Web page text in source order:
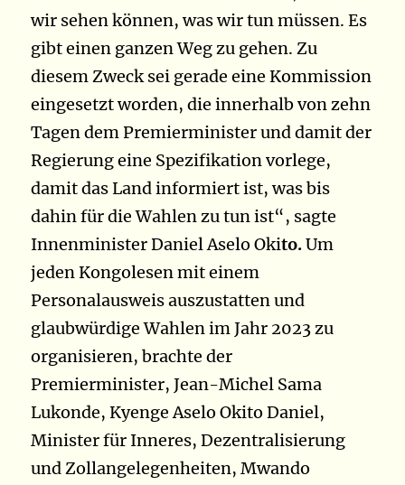
wir sehen können, was wir tun müssen. Es
gibt einen ganzen Weg zu gehen. Zu
diesem Zweck sei gerade eine Kommission
eingesetzt worden, die innerhalb von zehn
Tagen dem Premierminister und damit der
Regierung eine Spezifikation vorlege,
damit das Land informiert ist, was bis
dahin für die Wahlen zu tun ist“, sagte
Innenminister Daniel Aselo Okito.Um
jeden Kongolesen mit einem
Personalausweis auszustatten und
glaubwürdige Wahlen im Jahr 2023 zu
organisieren, brachte der
Premierminister, Jean-Michel Sama
Lukonde, Kyenge Aselo Okito Daniel,
Minister für Inneres, Dezentralisierung
und Zollangelegenheiten, Mwando